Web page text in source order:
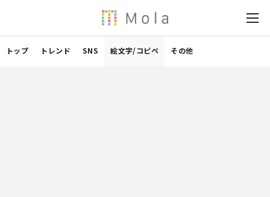
トップ トレンド SNS 絵文字/コピペ その他